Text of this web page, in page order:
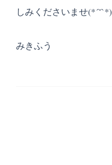
しみくださいませ(*´˘`*)
みきふう